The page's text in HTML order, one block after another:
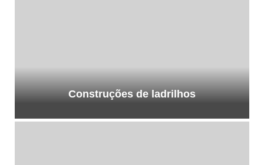
Construções de ladrilhos